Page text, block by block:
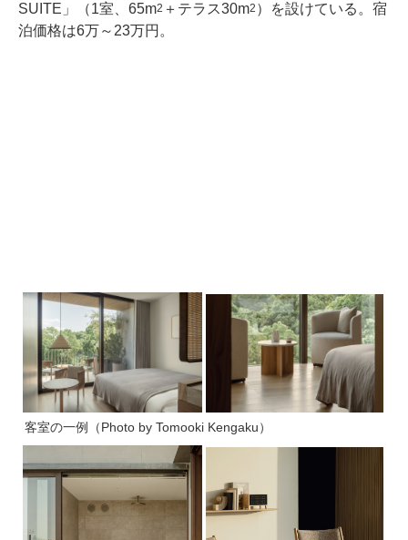
SUITE」（1室、65m2 ＋テラス30m2 ）を設けている。宿
泊価格は6万～23万円。
客室の一例（Photo by Tomooki Kengaku）